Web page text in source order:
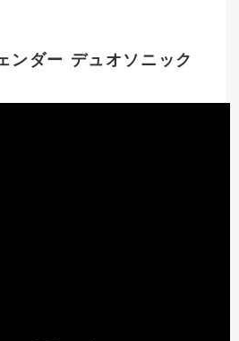
ダー デュオソニック